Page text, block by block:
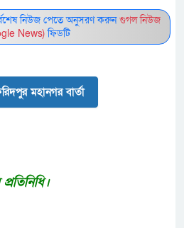
নিউজ পেতে অনুসরণ করুনগুগল নিউজ
News)ফিডটি
মহানগর বার্তা